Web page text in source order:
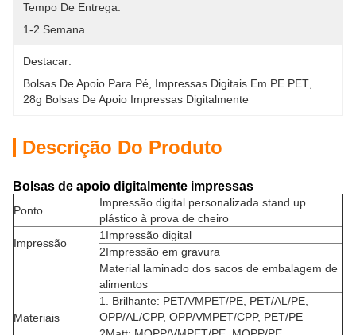
Tempo De Entrega:
1-2 Semana
Destacar:
Bolsas De Apoio Para Pé Impressas Digitais Em PE PET
28g Bolsas De Apoio Impressas Digitalmente
Descrição Do Produto
Bolsas de apoio digitalmente impressas
Ponto
Impressão digital personalizada stand up
plástico à prova de cheiro
Impressão
1Impressão digital
2Impressão em gravura
Materiais
Material laminado dos sacos de embalagem de
alimentos
1. Brilhante: PET/VMPET/PE, PET/AL/PE,
OPP/AL/CPP, OPP/VMPET/CPP, PET/PE